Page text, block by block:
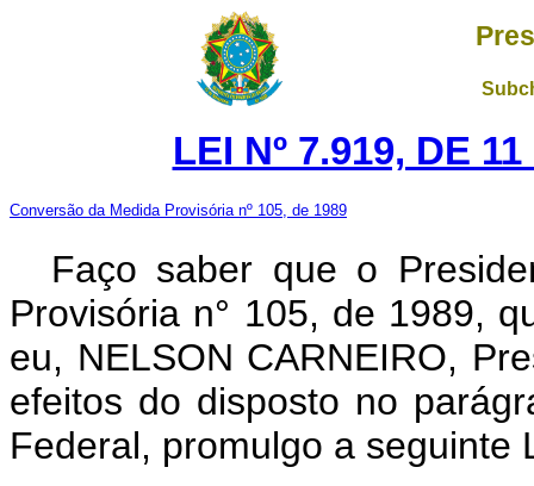
LEI Nº 7.919, DE
Conversão da Medida Provisória nº 105, de 1989
Faço saber que o
Provisória n° 105, de 1989,
eu, NELSON CARNEIRO,
efeitos do disposto no
Federal, promulgo a seguinte